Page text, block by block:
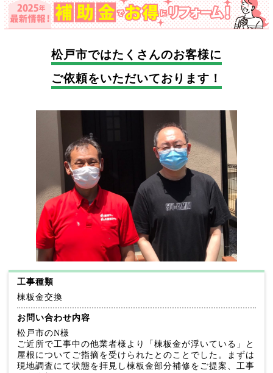
松戸市ではたくさんのお客様に
ご依頼をいただいております！
工事種類
棟板金交換
お問い合わせ内容
松戸市のN様
ご近所で工事中の他業者様より「棟板金が浮いている」と
屋根についてご指摘を受けられたとのことでした。まずは
現地調査にて状態を拝見し棟板金部分補修をご提案、工事